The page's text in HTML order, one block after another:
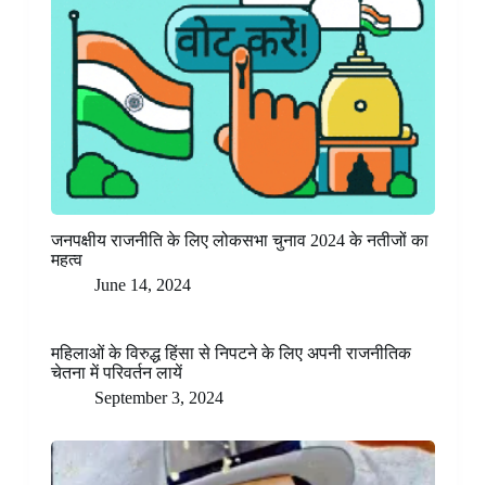
जनपक्षीय राजनीति के लिए लोकसभा चुनाव 2024 के नतीजों का
महत्व
June 14, 2024
महिलाओं के विरुद्ध हिंसा से निपटने के लिए अपनी राजनीतिक
चेतना में परिवर्तन लायें
September 3, 2024